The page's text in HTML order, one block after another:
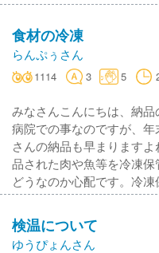
食材の冷凍
らんぷぅさん
1114 3 5
みなさんこんにちは、納
病院での事なのですが、
さんの納品も早まります
品された肉や魚等を冷凍
どうなのか心配です。冷
検温について
ゆうぴょんさん